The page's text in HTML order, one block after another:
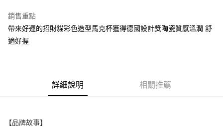
街口支付
悠遊付
AFTEE先享後付
便利好安心！
銷售重點
帶來好運的招財貓彩色造型馬克杯獲得德國設計獎陶瓷質感溫潤 舒
適好握
詳細說明 相關推薦
【品牌故事】